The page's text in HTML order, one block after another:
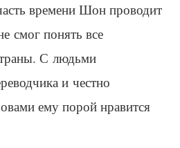
времени Шон проводит
смог понять все
С людьми
и честно
ему порой нравится